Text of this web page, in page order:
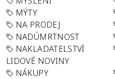
MÝTY
NA PRODEJ
NADÚMRTNOST
NAKLADATELSTVÍ
LIDOVÉ NOVINY
NÁKUPY